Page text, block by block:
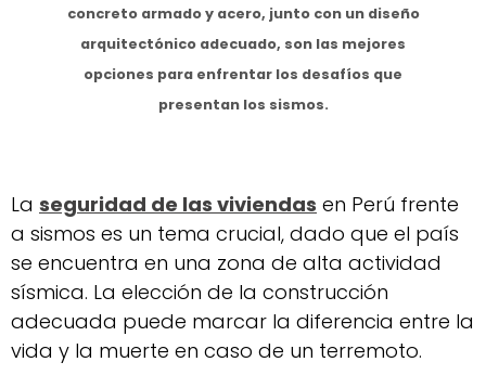
concreto armado y acero, junto con un diseño
arquitectónico adecuado, son las mejores
opciones para enfrentar los desafíos que
presentan los sismos.
La seguridad de las viviendas en Perú frente
a sismos es un tema crucial, dado que el país
se encuentra en una zona de alta actividad
sísmica. La elección de la construcción
adecuada puede marcar la diferencia entre la
vida y la muerte en caso de un terremoto.